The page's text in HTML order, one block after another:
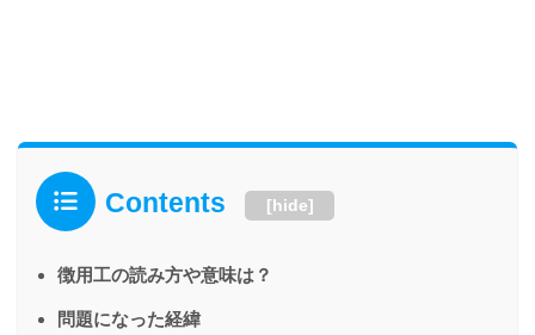
Contents [hide]
徴用工の読み方や意味は？
問題になった経緯